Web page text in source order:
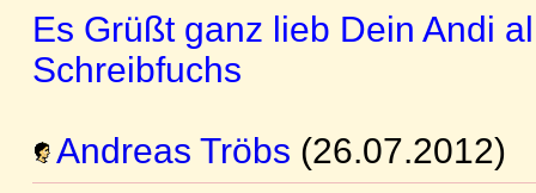
Es Grüßt ganz lieb Dein Andi
Schreibfuchs
Andreas Tröbs (26.07.2012)